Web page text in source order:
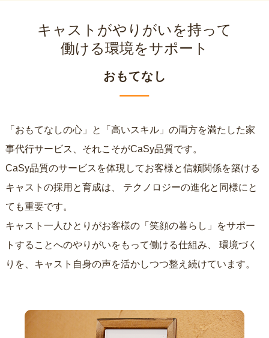
キャストがやりがいを持って
働ける環境をサポート
おもてなし
「おもてなしの心」と「高いスキル」の両方を満たした家
事代行サービス、それこそがCaSy品質です。
CaSy品質のサービスを体現してお客様と信頼関係を築ける
キャストの採用と育成は、
ても重要です。
キャスト一人ひとりがお客様の「笑顔の暮らし」をサポー
トすることへのやりがいをもって働ける仕組み、
りを、キャスト自身の声を活かしつつ整え続けています。